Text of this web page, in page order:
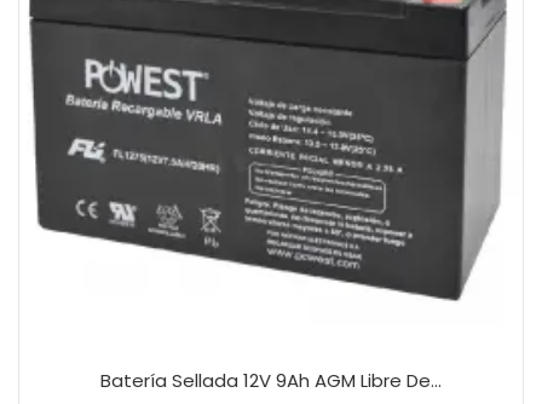
Batería Sellada 12V 9Ah AGM Libre De...